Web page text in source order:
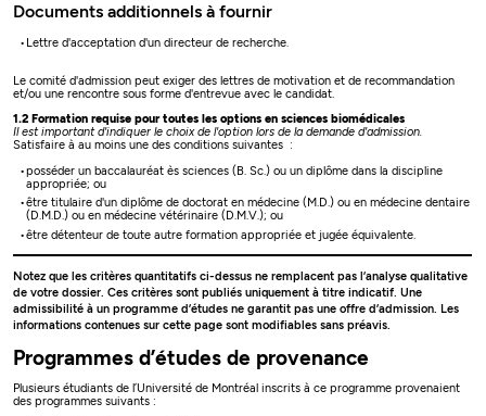
Documents additionnels à fournir
Lettre d'acceptation d'un directeur de recherche.
Le comité d'admission peut exiger des lettres de motivation et de recommandation
et/ou une rencontre sous forme d'entrevue avec le candidat.
1.2 Formation requise pour toutes les options en sciences biomédicales
Il est important d'indiquer le choix de l'option lors de la demande d'admission.
Satisfaire à au moins une des conditions suivantes :
posséder un baccalauréat ès sciences (B. Sc.) ou un diplôme dans la discipline
appropriée; ou
être titulaire d'un diplôme de doctorat en médecine (M.D.) ou en médecine dentaire
(D.M.D.) ou en médecine vétérinaire (D.M.V.); ou
être détenteur de toute autre formation appropriée et jugée équivalente.
Notez que les critères quantitatifs ci-dessus ne remplacent pas l’analyse qualitative
de votre dossier. Ces critères sont publiés uniquement à titre indicatif. Une
admissibilité à un programme d’études ne garantit pas une offre d’admission. Les
informations contenues sur cette page sont modifiables sans préavis.
Programmes d’études de provenance
Plusieurs étudiants de l’Université de Montréal inscrits à ce programme provenaient
des programmes suivants :